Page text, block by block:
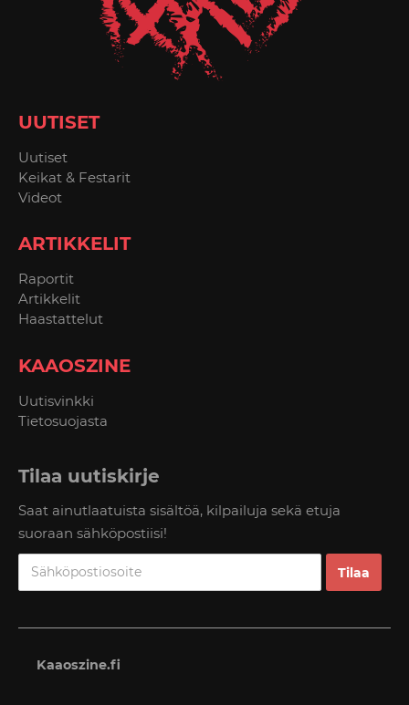
UUTISET
Uutiset
Keikat & Festarit
Videot
ARTIKKELIT
Raportit
Artikkelit
Haastattelut
KAAOSZINE
Uutisvinkki
Tietosuojasta
Tilaa uutiskirje
Saat ainutlaatuista sisältöä, kilpailuja sekä etuja
suoraan sähköpostiisi!
Kaaoszine.fi